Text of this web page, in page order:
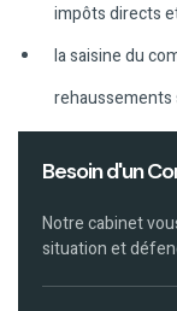
impôts directs
la saisine du
Besoin d'un
Notre cabinet
situation et